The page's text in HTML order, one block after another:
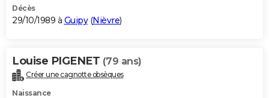
Décès
29/10/1989 à Guipy(Nièvre)
Louise PIGENET (79 ans)
Créer une cagnotte obsèques
Naissance